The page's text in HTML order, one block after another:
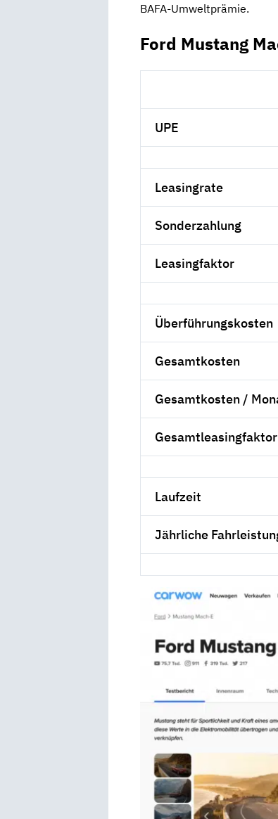
BAFA-Umweltprämie.
Ford Mustang
UPE
Leasingrate
Sonderzahlung
Leasingfaktor
Überführungskosten
Gesamtkosten
Gesamtkosten /
Gesamtleasingfaktor
Laufzeit
Jährliche